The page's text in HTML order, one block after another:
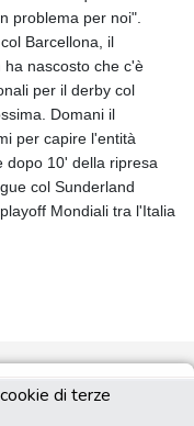
di terze
problema per noi".
Barcellona, il
ha nascosto che c'è
per il derby col
Domani il
per capire l'entità
dopo 10' della ripresa
col Sunderland
Mondiali tra l'Italia